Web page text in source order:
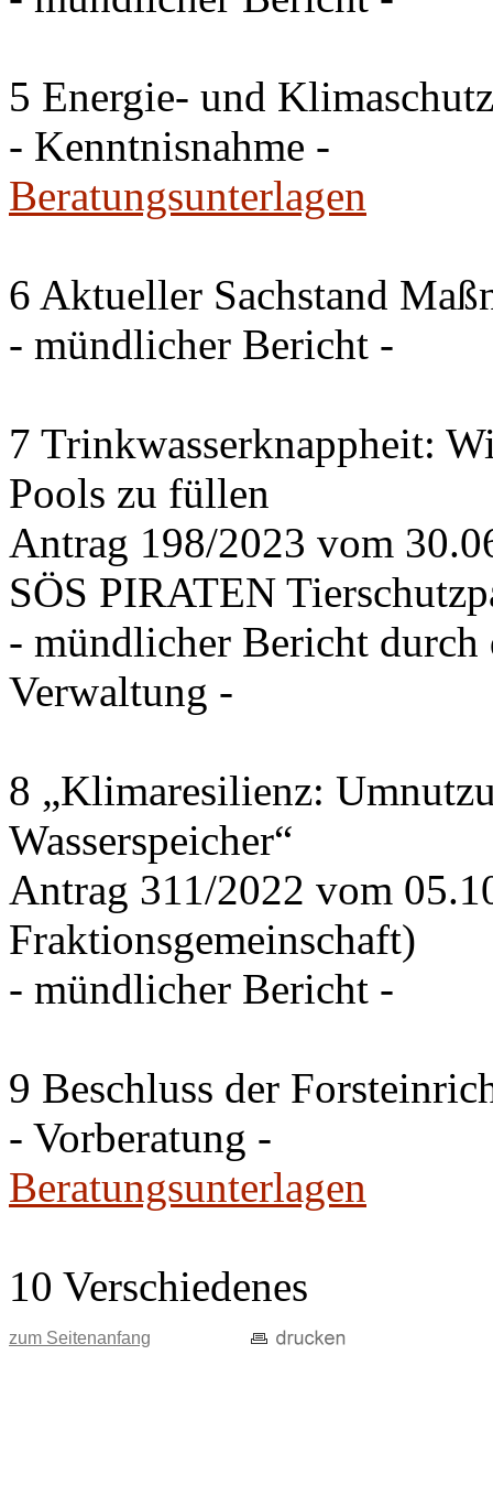
5 Energie- und
- Kenntnisnahme -
Beratungsunterlagen
6 Aktueller Sachstand
- mündlicher Bericht -
7 Trinkwasserknappheit:
Pools zu füllen
Antrag 198/2023 vom
SÖS PIRATEN
- mündlicher Bericht
Verwaltung -
8 „Klimaresilienz:
Wasserspeicher“
Antrag 311/2022 vom
Fraktionsgemeinschaft)
- mündlicher Bericht -
9 Beschluss der
- Vorberatung -
Beratungsunterlagen
10 Verschiedenes
zum Seitenanfang